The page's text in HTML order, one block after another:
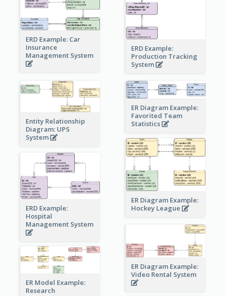
ERD Example:
Production Tracking
System
ERD Example: Car
Insurance
Management System
Entity Relationship
Diagram: UPS
System
ER Diagram Example:
Favorited Team
Statistics
ER Diagram Example:
Hockey League
ERD Example:
Hospital
Management System
ER Diagram Example:
Video Rental System
ER Model Example:
Research